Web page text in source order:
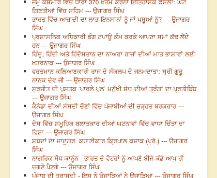
ਗਿਣਤੀਆਂ ਵਿੱਚ ਸਹਿਮ --- ਉਜਾਗਰ ਸਿੰਘ
ਭਾਰਤ ਵਿੱਚ ਆਜ਼ਾਦੀ ਦਾ ਲਾਭ ਇਨਸਾਨਾਂ ਨੂੰ ਜਾਂ ਪਸ਼ੂਆਂ ਨੂੰ? --- ਉਜਾਗਰ
ਸਿੰਘ
ਪ੍ਰਸ਼ਾਸਨਿਕ ਅਧਿਕਾਰੀ ਡੰਗ ਟਪਾਊ ਕੰਮ ਕਰਕੇ ਆਪਣਾ ਸਮਾਂ ਕੱਢ ਲੈਂਦੇ
ਹਨ --- ਉਜਾਗਰ ਸਿੰਘ
ਹਿੰਦੂ, ਹਿੰਦੀ ਅਤੇ ਹਿੰਦੋਸਤਾਨ ਦਾ ਨਾਅਰਾ ਰਾਜਾਂ ਦੀਆਂ ਮਾਤ ਭਾਸ਼ਾਵਾਂ ਲਈ
ਖ਼ਤਰਨਾਕ --- ਉਜਾਗਰ ਸਿੰਘ
ਵਰਤਮਾਨ ਕਲਿਆਣਕਾਰੀ ਰਾਜ ਦੇ ਸੰਕਲਪ ਦੇ ਜਨਮਦਾਤਾ: ਸ੍ਰੀ ਗੁਰੂ
ਨਾਨਕ ਦੇਵ ਜੀ --- ਉਜਾਗਰ ਸਿੰਘ
ਸੁਰਜੀਤ ਦੀ ਪੁਸਤਕ ‘ਪਾਰਲੇ ਪੁਲ’ ਮਨੁੱਖੀ ਸੋਚ ਦੀਆਂ ਤ੍ਰੰਗਾਂ ਦਾ ਪ੍ਰਤੀਬਿੰਬ
--- ਉਜਾਗਰ ਸਿੰਘ
ਕੈਨੇਡਾ ਦੀਆਂ ਸੰਸਦੀ ਚੋਣਾਂ ਵਿੱਚ ਪੰਜਾਬੀਆਂ ਦੀ ਚੜ੍ਹਤ ਬਰਕਰਾਰ ---
ਉਜਾਗਰ ਸਿੰਘ
ਦੇਸ ਵਿੱਚ ਸਮੂਹਿਕ ਬਲਾਤਕਾਰ ਦੀਆਂ ਘਟਨਾਵਾਂ ਵਿੱਚ ਵਾਧਾ ਚਿੰਤਾ ਦਾ
ਵਿਸ਼ਾ --- ਉਜਾਗਰ ਸਿੰਘ
ਸ਼ਬਦਾਂ ਦਾ ਜਾਦੂਗਰ: ਕਹਾਣੀਕਾਰ ਕ੍ਰਿਪਾਲ ਕਜ਼ਾਕ (ਪ੍ਰੋ.) --- ਉਜਾਗਰ
ਸਿੰਘ
ਨਾਗਰਿਕ ਸੋਧ ਕਾਨੂੰਨ - ਭਾਰਤ ਦੇ ਵੋਟਰਾਂ ਨੂੰ ਆਪਣੇ ਬੀਜੇ ਕੰਡੇ ਆਪ ਹੀ
ਚੁਗਣੇ ਪੈਣਗੇ --- ਉਜਾਗਰ ਸਿੰਘ
ਪੰਜਾਬ ਦੀ ਤ੍ਰਾਸਦੀ - ਇਸ ਨੂੰ ਉਜਾੜਿਆਂ ਨੇ ਉਜਾੜਿਆ --- ਉਜਾਗਰ ਸਿੰਘ